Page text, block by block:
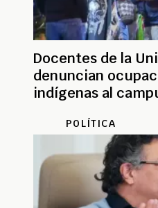
Docentes de la
denuncian
indígenas al
POLÍTICA